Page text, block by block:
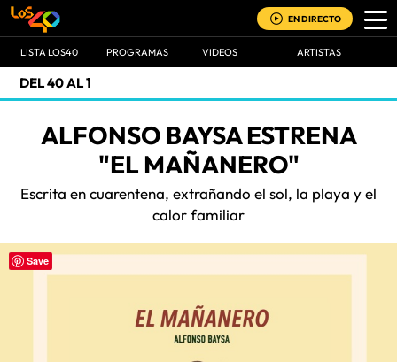
EN DIRECTO
LISTA LOS40 PROGRAMAS VIDEOS ARTISTAS
DEL 40 AL 1
ALFONSO BAYSA ESTRENA
"EL MAÑANERO"
Escrita en cuarentena, extrañando el sol, la playa y el
calor familiar
Save